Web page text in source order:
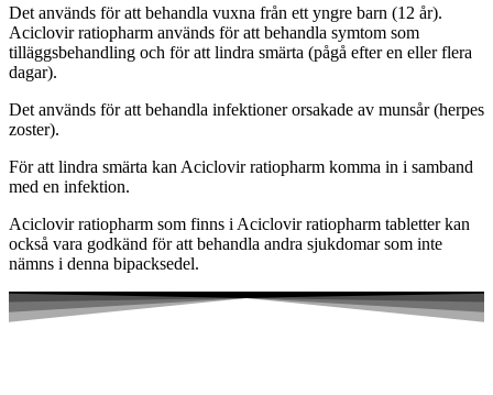
Det används för att behandla vuxna från ett yngre barn (12 år).
Aciclovir ratiopharm används för att behandla symtom som
tilläggsbehandling och för att lindra smärta (pågå efter en eller flera
dagar).
Det används för att behandla infektioner orsakade av munsår (herpes
zoster).
För att lindra smärta kan Aciclovir ratiopharm komma in i samband
med en infektion.
Aciclovir ratiopharm som finns i Aciclovir ratiopharm tabletter kan
också vara godkänd för att behandla andra sjukdomar som inte
nämns i denna bipacksedel.